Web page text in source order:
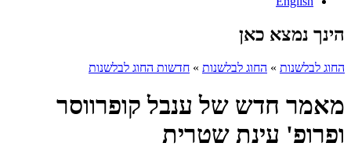
הינך נמצא כאן
החוג לבלשנות » החוג לבלשנות » חדשות החוג לבלשנות
מאמר חדש של ענבל קופרווסר
ופרופ' עינת שטרית